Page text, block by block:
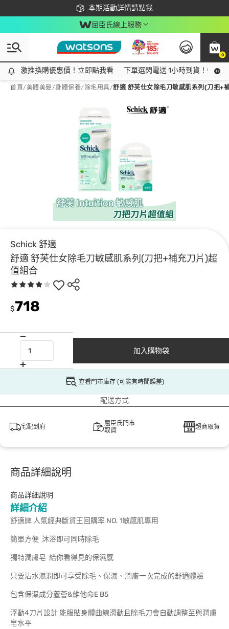
本期活動詳情請點我
下載app最高回饋$350
屈臣氏線上服務
0
激推換購優惠價！立即點我看
激推換購優惠價！立即點我看 下單選閃電送 1小時到貨！領神
首頁/美體美髮/身體保養/ 除毛用具/舒適 舒芙仕女除毛刀敏感肌系列(刀把+
Schick 舒適
舒適 舒芙仕女除毛刀敏感肌系列(刀把+補充刀片)超
值組合
$718
加入購物袋
查看門市庫存 (可能有時間誤差)
配送方式
宅配到府
屈臣氏門市
取貨
超商取貨
商品詳細說明
商品詳細說明
詳細介紹
舒適牌 人氣經典斷貨王回購率 NO. 1敏感肌專用
簡單方便 沐浴即可同時除毛
獨特潤膚皂 給你看得見的保濕感
只要沾水濕潤即可享受除毛、保濕、潤膚一次完成的舒適體驗
包含保濕成分蘆薈&維他命E B5
浮動4刀片設計 能服貼身體曲線滑動且除毛刀會自動調整至與潤膚
皂水平